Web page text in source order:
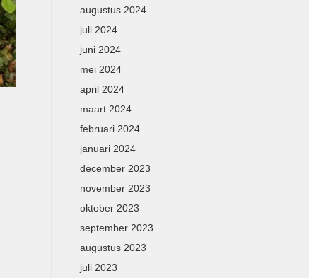
augustus 2024
juli 2024
juni 2024
mei 2024
april 2024
maart 2024
februari 2024
januari 2024
december 2023
november 2023
oktober 2023
september 2023
augustus 2023
juli 2023